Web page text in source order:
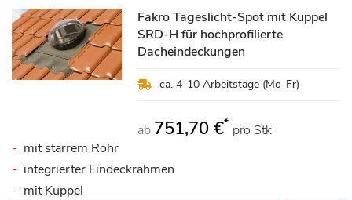
Fakro Tageslicht-Spot mit Kuppel
SRD-H für hochprofilierte
Dacheindeckungen
ca. 4-10 Arbeitstage (Mo-Fr)
ab 751,70 €* pro Stk
mit starrem Rohr
integrierter Eindeckrahmen
mit Kuppel